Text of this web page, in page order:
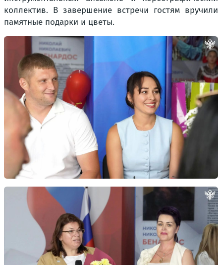
коллектив. В завершение встречи гостям вручили
памятные подарки и цветы.